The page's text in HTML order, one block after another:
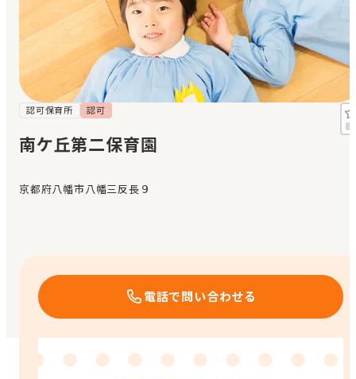
お気に入り
見学日記
メッセージ
おすすめの園
エンクルの特徴と活用方法
認可保育所 認可
南ケ丘第二保育園
京都府八幡市八幡三反長９
電話で問い合わせる